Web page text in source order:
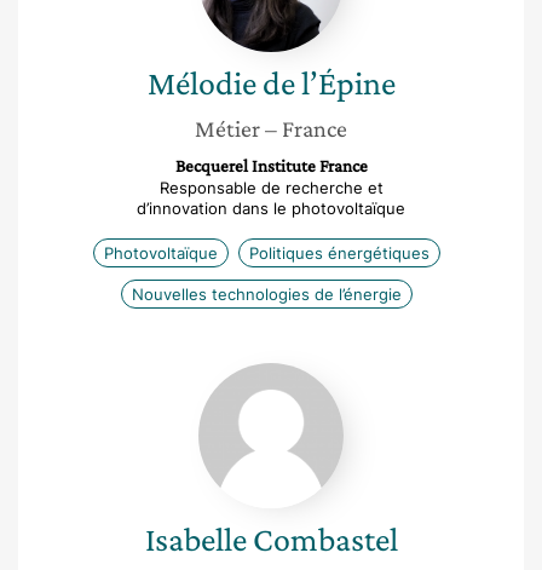
Mélodie de l’Épine
Métier– France
Becquerel Institute France
Responsable de recherche et
d’innovation dans le photovoltaïque
Photovoltaïque Politiques énergétiques
Nouvelles technologies de l’énergie
Isabelle
Combastel
Isabelle Combastel